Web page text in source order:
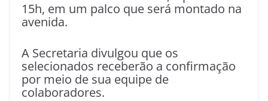
15h, em um palco que será montado na
avenida.
A Secretaria divulgou que os
selecionados receberão a confirmação
por meio de sua equipe de
colaboradores.